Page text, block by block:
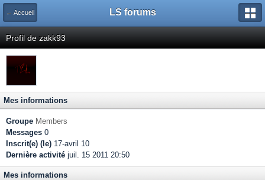
← Accueil LS forums
Profil de zakk93
Mes informations
Groupe Members
Messages 0
Inscrit(e) (le) 17-avril 10
Dernière activité juil. 15 2011 20:50
Mes informations